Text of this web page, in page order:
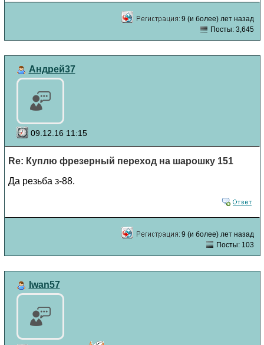
9 (и более) лет назад
Посты: 3,645
Андрей37
09.12.16 11:15
Re: Куплю фрезерный переход на шарошку 151
Да резьба з-88.
9 (и более) лет назад
Посты: 103
Iwan57